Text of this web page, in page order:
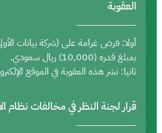
العقوبة
أولا: فرض غرامة على (شركة بيانات
بمبلغ قدره (10,000) ريال سعودي.
ثانيا: نشر هذه العقوبة في الموقع
قرار لجنة النظر في مخالفات نظام